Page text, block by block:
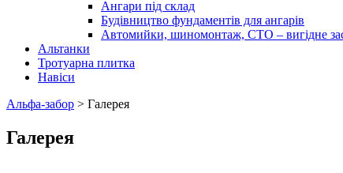
Ангари під склад
Будівництво фундаментів для ангарів
Автомийки, шиномонтаж, СТО – вигідне
Альтанки
Тротуарна плитка
Навіси
Альфа-забор > Галерея
Галерея